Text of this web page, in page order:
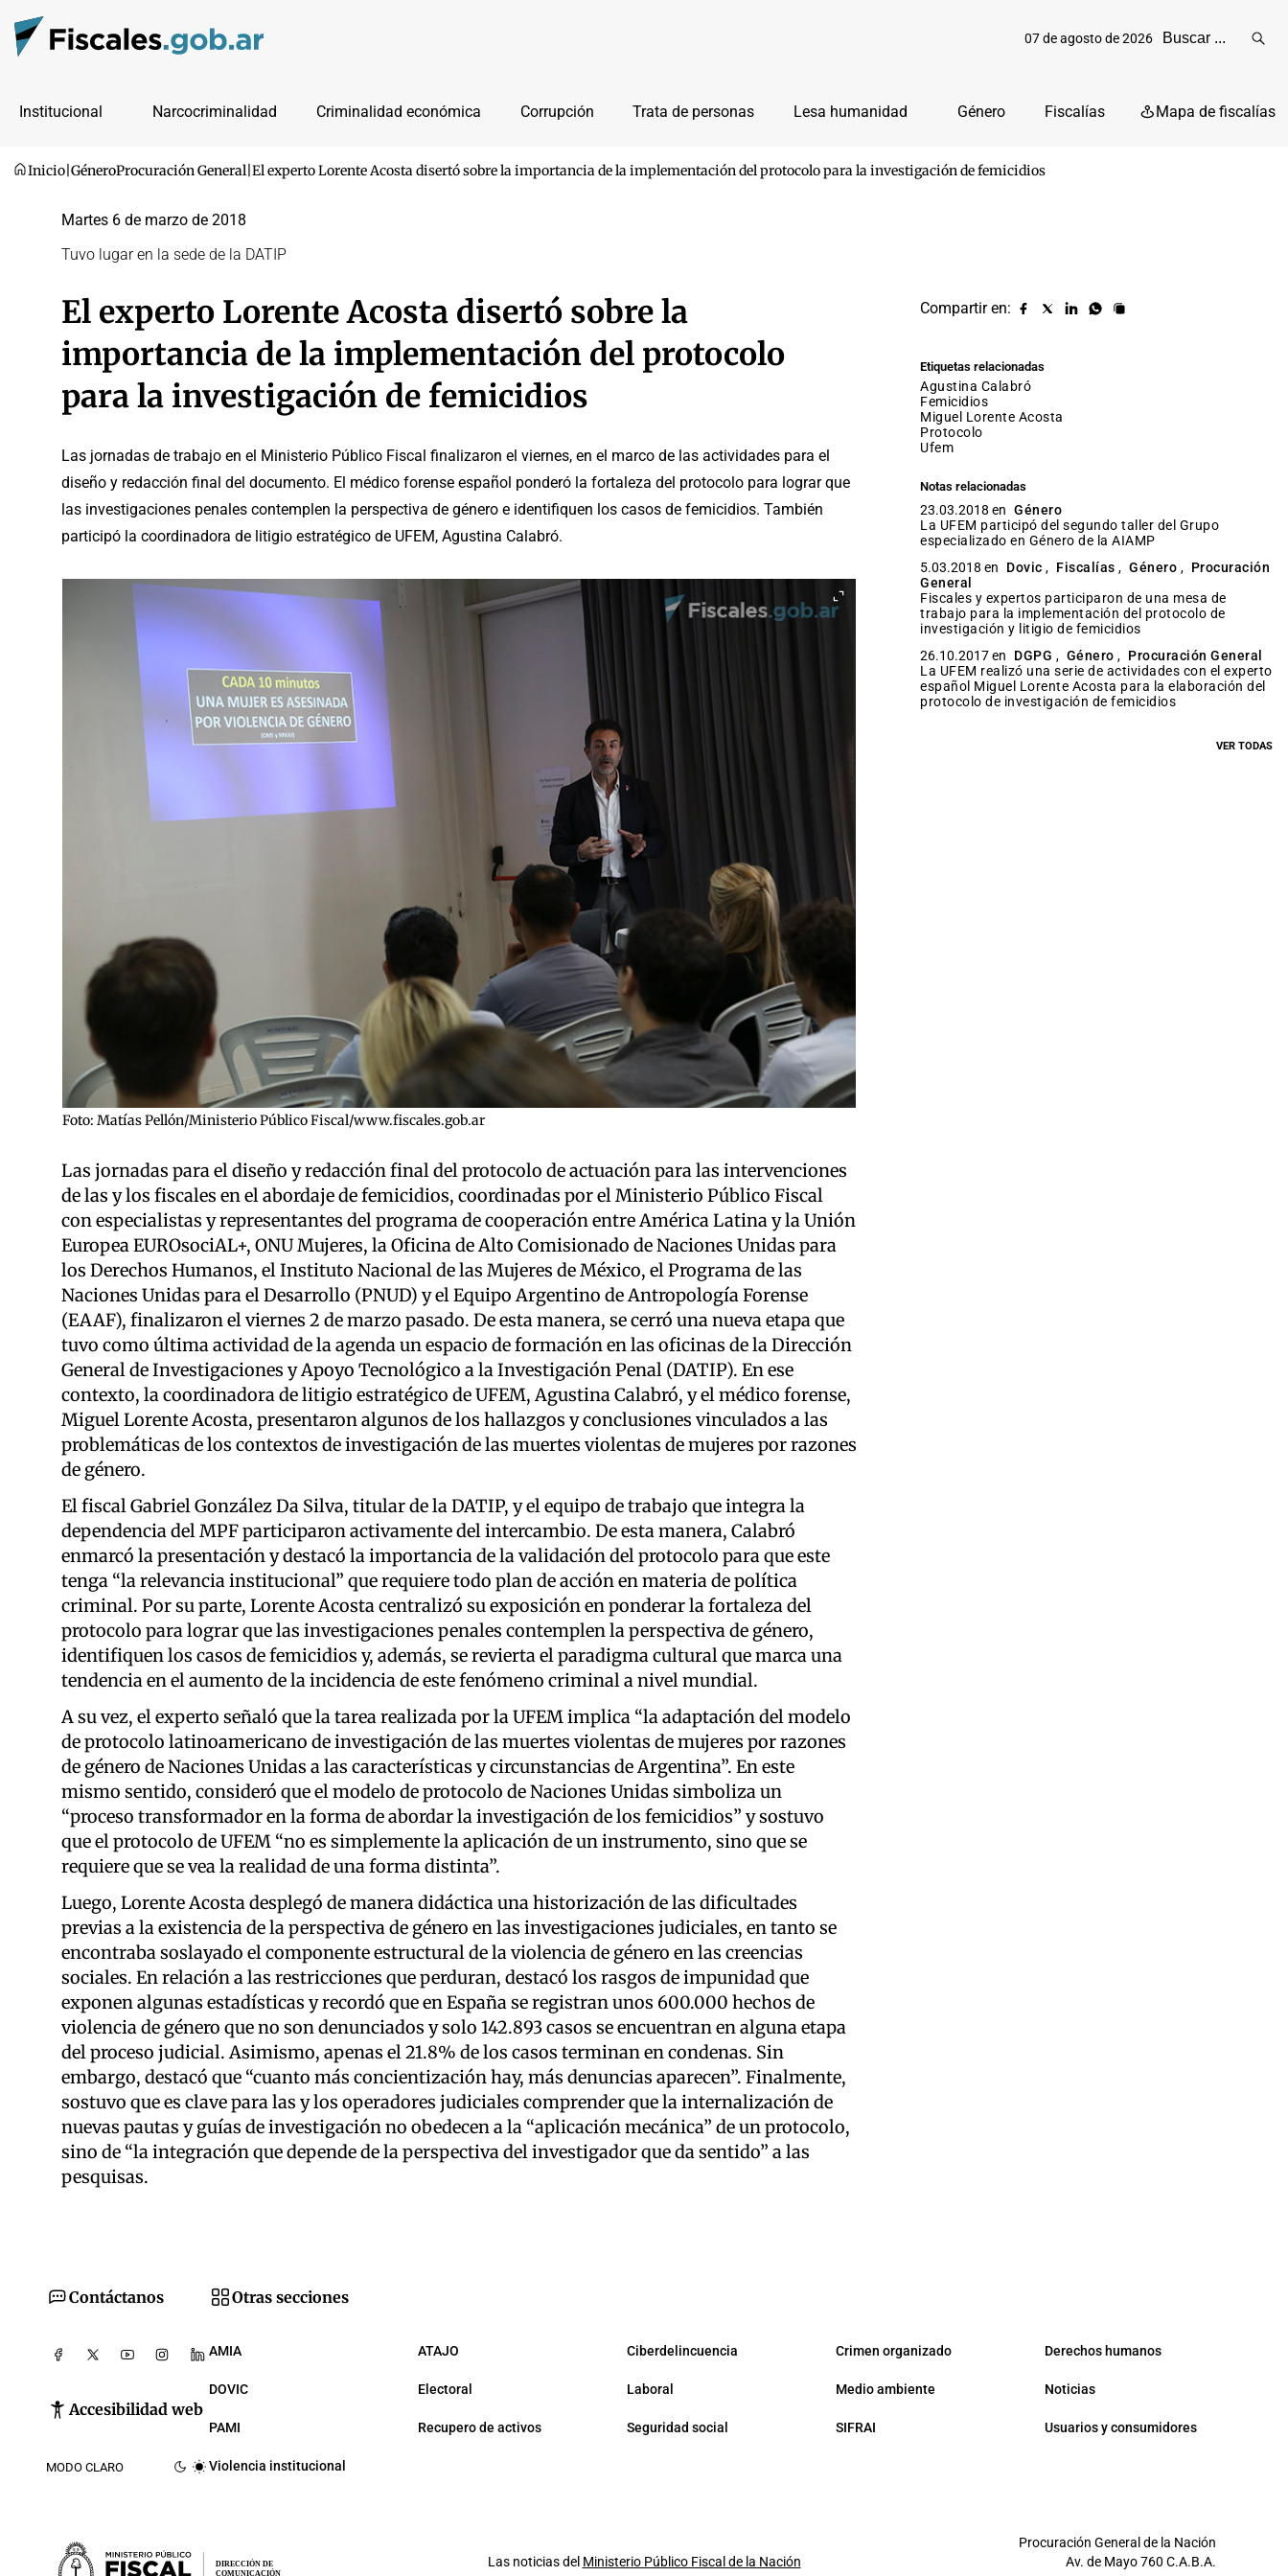
07 de agosto de 2026
Institucional Narcocriminalidad Criminalidad económica Corrupción Trata de personas Lesa humanidad Género Fiscalías Mapa de fiscalías
Inicio GéneroProcuración General El experto Lorente Acosta disertó sobre la importancia de la implementación del protocolo para la investigación de femicidios
Martes 6 de marzo de 2018
Tuvo lugar en la sede de la DATIP
El experto Lorente Acosta disertó sobre la
importancia de la implementación del protocolo
para la investigación de femicidios
Las jornadas de trabajo en el Ministerio Público Fiscal finalizaron el viernes, en el marco de las actividades para el
diseño y redacción final del documento. El médico forense español ponderó la fortaleza del protocolo para lograr que
las investigaciones penales contemplen la perspectiva de género e identifiquen los casos de femicidios. También
participó la coordinadora de litigio estratégico de UFEM, Agustina Calabró.
Foto: Matías Pellón/Ministerio Público Fiscal/www.fiscales.gob.ar
Las jornadas para el diseño y redacción final del protocolo de actuación para las intervenciones
de las y los fiscales en el abordaje de femicidios, coordinadas por el Ministerio Público Fiscal
con especialistas y representantes del programa de cooperación entre América Latina y la Unión
Europea EUROsociAL+, ONU Mujeres, la Oficina de Alto Comisionado de Naciones Unidas para
los Derechos Humanos, el Instituto Nacional de las Mujeres de México, el Programa de las
Naciones Unidas para el Desarrollo (PNUD) y el Equipo Argentino de Antropología Forense
(EAAF), finalizaron el viernes 2 de marzo pasado. De esta manera, se cerró una nueva etapa que
tuvo como última actividad de la agenda un espacio de formación en las oficinas de la Dirección
General de Investigaciones y Apoyo Tecnológico a la Investigación Penal (DATIP). En ese
contexto, la coordinadora de litigio estratégico de UFEM, Agustina Calabró, y el médico forense,
Miguel Lorente Acosta, presentaron algunos de los hallazgos y conclusiones vinculados a las
problemáticas de los contextos de investigación de las muertes violentas de mujeres por razones
de género.
El fiscal Gabriel González Da Silva, titular de la DATIP, y el equipo de trabajo que integra la
dependencia del MPF participaron activamente del intercambio. De esta manera, Calabró
enmarcó la presentación y destacó la importancia de la validación del protocolo para que este
tenga “la relevancia institucional” que requiere todo plan de acción en materia de política
criminal. Por su parte, Lorente Acosta centralizó su exposición en ponderar la fortaleza del
protocolo para lograr que las investigaciones penales contemplen la perspectiva de género,
identifiquen los casos de femicidios y, además, se revierta el paradigma cultural que marca una
tendencia en el aumento de la incidencia de este fenómeno criminal a nivel mundial.
A su vez, el experto señaló que la tarea realizada por la UFEM implica “la adaptación del modelo
de protocolo latinoamericano de investigación de las muertes violentas de mujeres por razones
de género de Naciones Unidas a las características y circunstancias de Argentina”. En este
mismo sentido, consideró que el modelo de protocolo de Naciones Unidas simboliza un
“proceso transformador en la forma de abordar la investigación de los femicidios” y sostuvo
que el protocolo de UFEM “no es simplemente la aplicación de un instrumento, sino que se
requiere que se vea la realidad de una forma distinta”.
Luego, Lorente Acosta desplegó de manera didáctica una historización de las dificultades
previas a la existencia de la perspectiva de género en las investigaciones judiciales, en tanto se
encontraba soslayado el componente estructural de la violencia de género en las creencias
sociales. En relación a las restricciones que perduran, destacó los rasgos de impunidad que
exponen algunas estadísticas y recordó que en España se registran unos 600.000 hechos de
violencia de género que no son denunciados y solo 142.893 casos se encuentran en alguna etapa
del proceso judicial. Asimismo, apenas el 21.8% de los casos terminan en condenas. Sin
embargo, destacó que “cuanto más concientización hay, más denuncias aparecen”. Finalmente,
sostuvo que es clave para las y los operadores judiciales comprender que la internalización de
nuevas pautas y guías de investigación no obedecen a la “aplicación mecánica” de un protocolo,
sino de “la integración que depende de la perspectiva del investigador que da sentido” a las
pesquisas.
Compartir en:
Compartir
Compartir
Compartir
Compartir
Copiar
Etiquetas relacionadas
Agustina Calabró
femicidios
Miguel Lorente Acosta
protocolo
ufem
Notas relacionadas
23.03.2018 en Género
La UFEM participó del segundo taller del Grupo
especializado en Género de la AIAMP
5.03.2018 en
Dovic , Fiscalías , Género , Procuración
General
Fiscales y expertos participaron de una mesa de
trabajo para la implementación del protocolo de
investigación y litigio de femicidios
26.10.2017 en
DGPG , Género , Procuración General
La UFEM realizó una serie de actividades con el experto
español Miguel Lorente Acosta para la elaboración del
protocolo de investigación de femicidios
VER TODAS
Contáctanos
Accesibilidad web
MODO CLARO
Otras secciones
AMIA ATAJO Ciberdelincuencia Crimen organizado Derechos humanos
DOVIC Electoral Laboral Medio ambiente Noticias
PAMI Recupero de activos Seguridad social SIFRAI Usuarios y consumidores
Violencia institucional
DIRECCIÓN DE
COMUNICACIÓN
Las noticias del Ministerio Público Fiscal de la Nación
Procuración General de la Nación
Av. de Mayo 760 C.A.B.A.